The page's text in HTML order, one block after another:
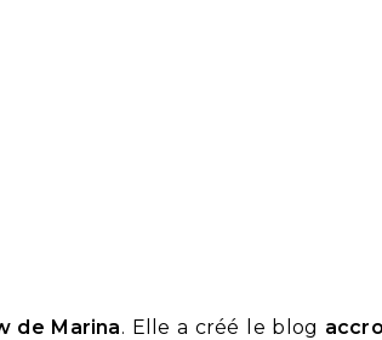
de Marina. Elle a créé le blog